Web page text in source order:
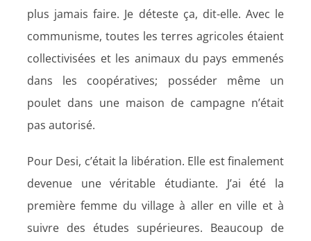
plus jamais faire. Je déteste ça, dit-elle. Avec le
communisme, toutes les terres agricoles étaient
collectivisées et les animaux du pays emmenés
dans les coopératives; posséder même un
poulet dans une maison de campagne n’était
pas autorisé.
Pour Desi, c’était la libération. Elle est finalement
devenue une véritable étudiante. J’ai été la
première femme du village à aller en ville et à
suivre des études supérieures. Beaucoup de